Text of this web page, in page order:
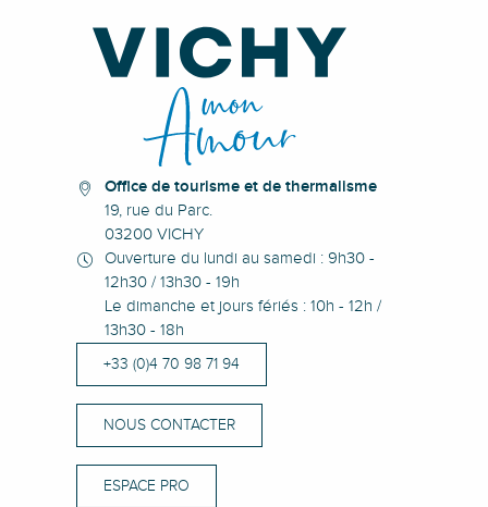
Office de tourisme et de thermalisme
19, rue du Parc.
03200 VICHY
Ouverture du lundi au samedi : 9h30 -
12h30 / 13h30 - 19h
Le dimanche et jours fériés : 10h - 12h /
13h30 - 18h
+33 (0)4 70 98 71 94
NOUS CONTACTER
ESPACE PRO